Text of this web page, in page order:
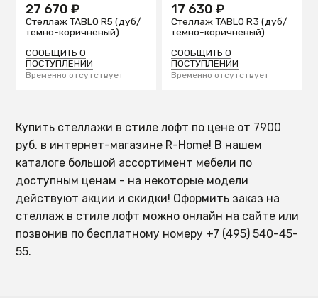
27 670 ₽
Стеллаж TABLO R5 (дуб/
темно-коричневый)
СООБЩИТЬ О
ПОСТУПЛЕНИИ
Временно отсутствует
17 630 ₽
Стеллаж TABLO R3 (дуб/
темно-коричневый)
СООБЩИТЬ О
ПОСТУПЛЕНИИ
Временно отсутствует
Купить стеллажи в стиле лофт по цене от 7900
руб. в интернет-магазине R-Home! В нашем
каталоге большой ассортимент мебели по
доступным ценам - на некоторые модели
действуют акции и скидки! Оформить заказ на
стеллаж в стиле лофт можно онлайн на сайте или
позвонив по бесплатному номеру +7 (495) 540-45-
55.